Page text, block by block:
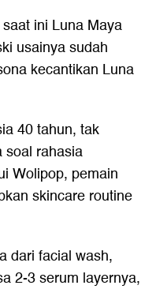
ini Luna Maya
usainya sudah
kecantikan Luna
40 tahun, tak
soal rahasia
Wolipop, pemain
skincare routine
dari facial wash,
2-3 serum layernya,